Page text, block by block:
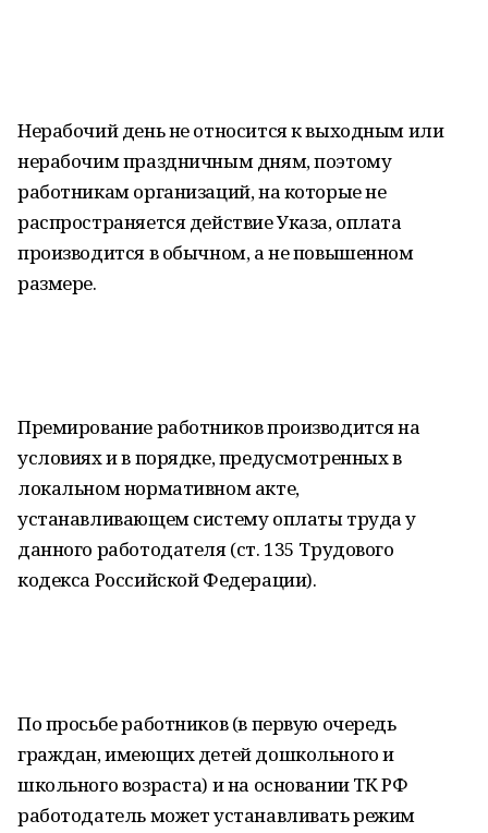
Нерабочий день не относится к выходным или
нерабочим праздничным дням, поэтому
работникам организаций, на которые не
распространяется действие Указа, оплата
производится в обычном, а не повышенном
размере.
Премирование работников производится на
условиях и в порядке, предусмотренных в
локальном нормативном акте,
устанавливающем систему оплаты труда у
данного работодателя (ст. 135 Трудового
кодекса Российской Федерации).
По просьбе работников (в первую очередь
граждан, имеющих детей дошкольного и
школьного возраста) и на основании ТК РФ
работодатель может устанавливать режим